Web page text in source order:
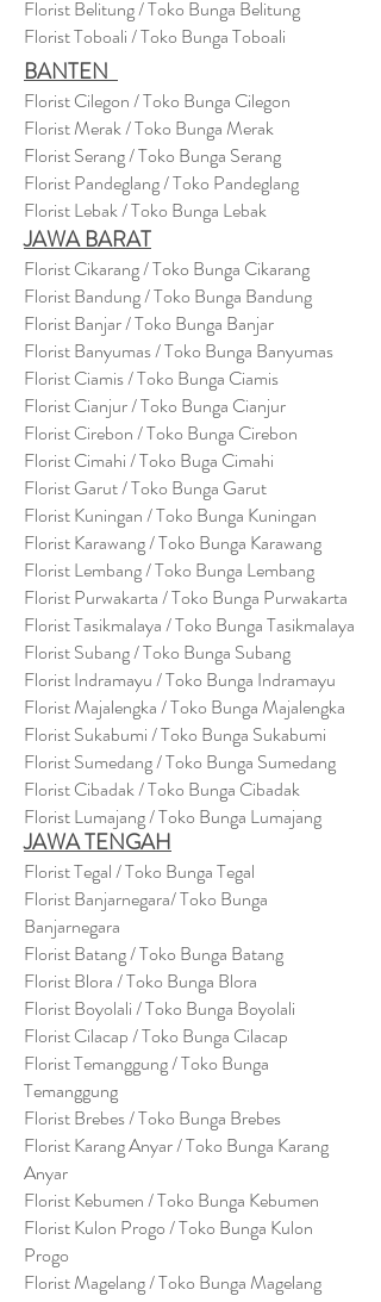
Florist Belitung / Toko Bunga Belitung
Florist Toboali / Toko Bunga Toboali
BANTEN
Florist Cilegon / Toko Bunga Cilegon
Florist Merak / Toko Bunga Merak
Florist Serang / Toko Bunga Serang
Florist Pandeglang / Toko Pandeglang
Florist Lebak / Toko Bunga Lebak
JAWA BARAT
Florist Cikarang/ Toko Bunga Cikarang
Florist Bandung / Toko Bunga Bandung
Florist Banjar / Toko Bunga Banjar
Florist Banyumas / Toko Bunga Banyumas
Florist Ciamis / Toko Bunga Ciamis
Florist Cianjur / Toko Bunga Cianjur
Florist Cirebon / Toko Bunga Cirebon
Florist Cimahi / Toko Buga Cimahi
Florist Garut / Toko Bunga Garut
Florist Kuningan / Toko Bunga Kuningan
Florist Karawang / Toko Bunga Karawang
Florist Lembang / Toko Bunga Lembang
Florist Purwakarta / Toko Bunga Purwakarta
Florist Tasikmalaya / Toko Bunga Tasikmalaya
Florist Subang / Toko Bunga Subang
Florist Indramayu / Toko Bunga Indramayu
Florist Majalengka / Toko Bunga Majalengka
Florist Sukabumi / Toko Bunga Sukabumi
Florist Sumedang / Toko Bunga Sumedang
Florist Cibadak / Toko Bunga Cibadak
Florist Lumajang / Toko Bunga Lumajang
JAWA TENGAH
Florist Tegal / Toko Bunga Tegal
Florist Banjarnegara/ Toko Bunga
Banjarnegara
Florist Batang / Toko Bunga Batang
Florist Blora / Toko Bunga Blora
Florist Boyolali / Toko Bunga Boyolali
Florist Cilacap / Toko Bunga Cilacap
Florist Temanggung / Toko Bunga
Temanggung
Florist Brebes / Toko Bunga Brebes
Florist Karang Anyar / Toko Bunga Karang
Anyar
Florist Kebumen / Toko Bunga Kebumen
Florist Kulon Progo / Toko Bunga Kulon
Progo
Florist Magelang / Toko Bunga Magelang